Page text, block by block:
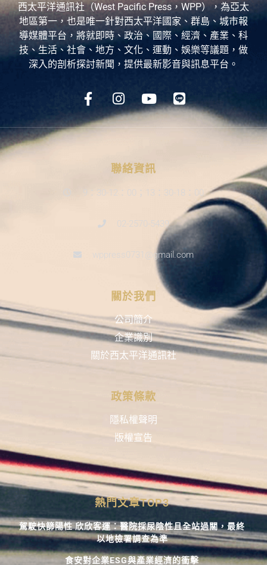
西太平洋通訊社（West Pacific Press，WPP），為亞太
地區第一，也是唯一針對西太平洋國家、群島、城市報
導媒體平台，將就即時、政治、國際、經濟、產業、科
技、生活、社會、地方、文化、運動、娛樂等議題，做
深入的剖析探討新聞，提供最新影音與訊息平台。
聯絡資訊
9：30-12：00；13：30-18：00
02-2570-5439
wppress0731@gmail.com
關於我們
公司簡介
企業識別
關於西太平洋通訊社
政策條款
隱私權聲明
版權宣告
熱門文章TOP3
駕駛快篩陽性 欣欣客運：醫院採尿陰性且全站過關，最終
以地檢署調查為準
食安對企業ESG與產業經濟的衝擊